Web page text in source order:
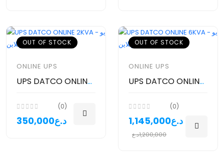
OUT OF STOCK
ONLINE UPS
UPS DATCO ONLINE 2KVA - يو بي اس اونلاين
(0)
350,000د.ع
OUT OF STOCK
ONLINE UPS
UPS DATCO ONLINE 6KVA - يو بي اس اونلاين
(0)
1,145,000د.ع
1,200,000د.ع